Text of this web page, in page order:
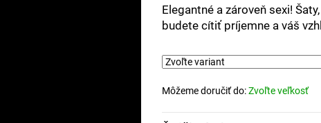
5
hviezdičiek.
Elegantné a zároveň sexi!
budete cítiť príjemne a váš
Môžeme doručiť do:Zvoľte veľkosť